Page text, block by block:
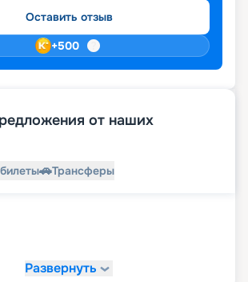
Оставить отзыв
+500
от наших
🚗Трансферы
Развернуть